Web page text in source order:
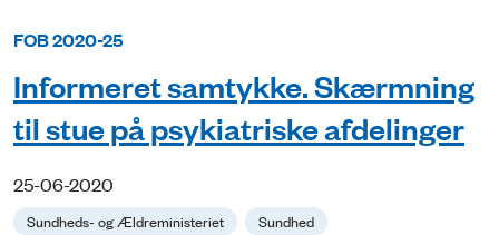
FOB 2020-25
Informeret samtykke. Skærmning
til stue på psykiatriske afdelinger
25-06-2020
Sundheds- og Ældreministeriet
Sundhed